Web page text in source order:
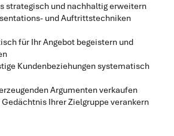
strategisch und nachhaltig erweitern
und Auftrittstechniken
für Ihr Angebot begeistern und
Kundenbeziehungen systematisch
Argumenten verkaufen
Ihrer Zielgruppe verankern